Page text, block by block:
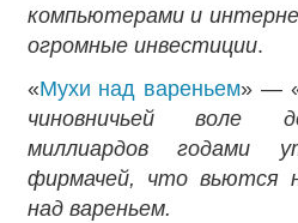
компьютерами и
огромные инвестиции.
«Мухи над вареньем» —
чиновничьей воле
миллиардовгодами
фирмачей, что вьются
над вареньем.